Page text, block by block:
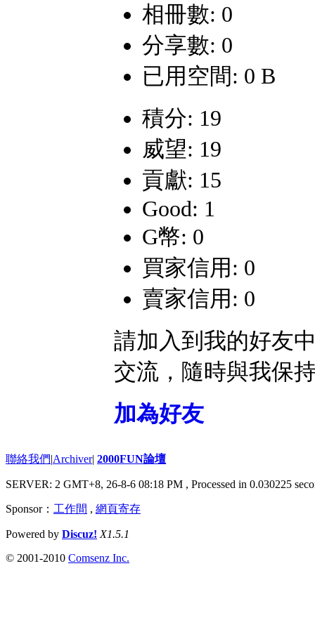
相冊數: 0
分享數: 0
已用空間: 0 B
積分: 19
威望: 19
貢獻: 15
Good: 1
G幣: 0
買家信用: 0
賣家信用: 0
請加入到我的好友
交流，隨時與我保
加為好友
聯絡我們|Archiver| 2000FUN論壇
SERVER: 2 GMT+8, 26-8-6 08:18 PM , Processed in 0.030225
Sponsor： 工作間 , 網頁寄存
Powered by Discuz! X1.5.1
© 2001-2010 Comsenz Inc.